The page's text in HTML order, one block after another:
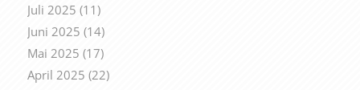
Juli 2025 (11)
Juni 2025 (14)
Mai 2025 (17)
April 2025 (22)